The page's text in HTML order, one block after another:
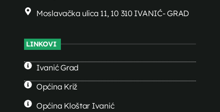
Moslavačka ulica 11, 10 310 IVANIĆ- GRAD
LINKOVI
Ivanić Grad
Općina Križ
Općina Kloštar Ivanić